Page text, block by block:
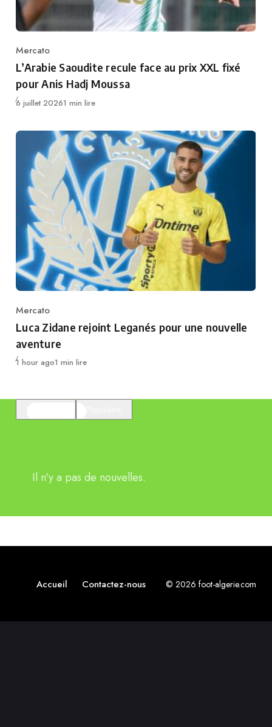
Category
Mercato
L’Arabie Saoudite recule face au prix XXL fixé
pour Anis Hadj Moussa
Publié
6 juillet 20261 min lire
Category
Mercato
Luca Zidane rejoint Leganés pour une nouvelle
aventure
Publié
1 hour ago1 min lire
Il n'y a pas de nouvelles.
Accueil Contactez-nous © 2026 foot-algerie.com